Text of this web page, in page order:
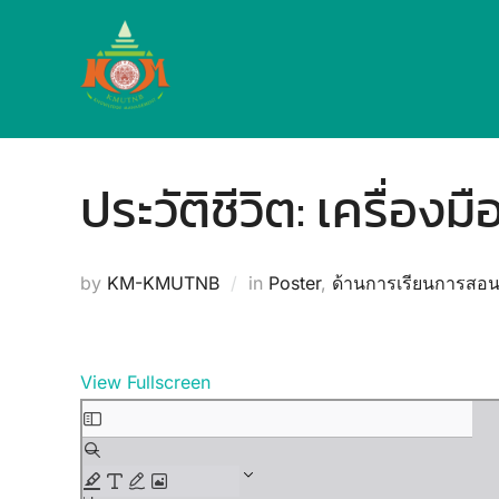
ประวัติชีวิต: เครื่อง
by KM-KMUTNB in Poster, ด้านการเรียนการสอน
View Fullscreen
Skip
to
PDF